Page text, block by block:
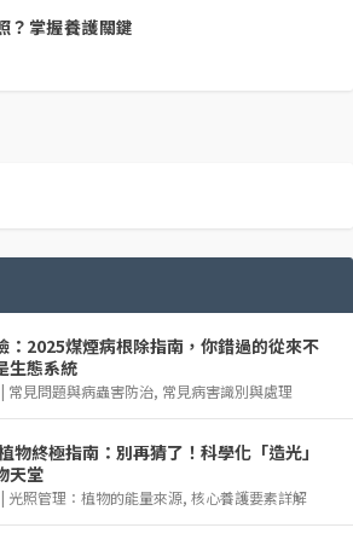
？掌握養護關鍵
：2025煤煙病根除指南，你錯過的從來不
生態系統
| 常見問題與病蟲害防治, 常見病害識別與處理
物終極指南：別再猜了！科學化「造光」
天堂
| 光照管理：植物的能量來源, 核心養護要素詳解